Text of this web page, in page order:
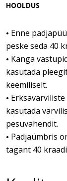
HOOLDUS
• Enne
peske seda 40
• Kanga
kasutada
keemiliselt.
•
kasutada
pesuvahendit.
• Padjaümbris
tagant 40